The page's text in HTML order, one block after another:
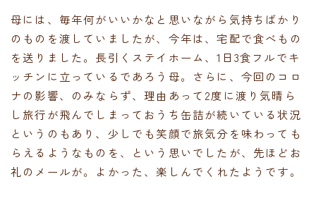
母には、毎年何がいいかなと思いながら気持ちばかり
のものを渡していましたが、今年は、宅配で食べもの
を送りました。長引くステイホーム、1日3食フルでキ
ッチンに立っているであろう母。さらに、今回のコロ
ナの影響、のみならず、理由あって2度に渡り気晴ら
し旅行が飛んでしまっておうち缶詰が続いている状況
というのもあり、少しでも笑顔で旅気分を味わっても
らえるようなものを、という思いでしたが、先ほどお
礼のメールが。よかった、楽しんでくれたようです。